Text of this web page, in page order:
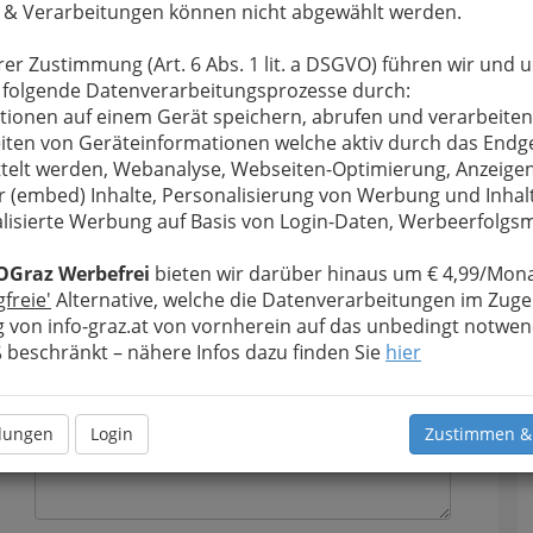
& Verarbeitungen können nicht abgewählt werden.
Zustimmung (Art. 6 Abs. 1 lit. a DSGVO) führen wir und
Datenverarbeitungsprozesse durch:
auf einem Gerät speichern, abrufen und
von Geräteinformationen welche aktiv durch das
werden, Webanalyse, Webseiten-Optimierung,
(embed) Inhalte, Personalisierung von Werbung und
Werbung auf Basis von Login-Daten,
Werbefrei bieten wir darüber hinaus um € 4,99/
Alternative, welche die Datenverarbeitungen im
von info-graz.at von vornherein auf das unbedingt
beschränkt – nähere Infos dazu finden Sie hier
Login Zustimmen
bewahren , verwenden wir an dieser Stelle zur
Ihre Nachricht wird nach dem Absenden
ÖH Uni Graz - Hochschülerinnen- und
Meine Nachricht